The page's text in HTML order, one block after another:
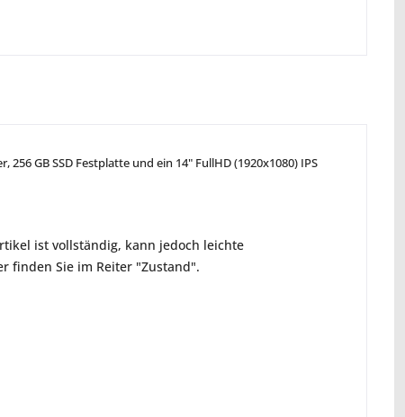
GB SSD Festplatte und ein 14" FullHD (1920x1080) IPS
ist vollständig, kann jedoch leichte
finden Sie im Reiter "Zustand".